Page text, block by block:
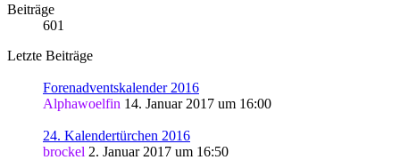
Beiträge
601
Letzte Beiträge
Forenadventskalender 2016
Alphawoelfin 14. Januar 2017 um 16:00
24. Kalendertürchen 2016
brockel 2. Januar 2017 um 16:50